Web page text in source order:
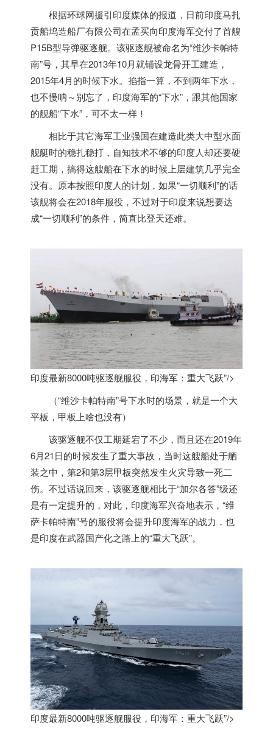
根据环球网援引印度媒体的报道，日前印度马扎
贡船坞造船厂有限公司在孟买向印度海军交付了首艘
P15B型导弹驱逐舰。该驱逐舰被命名为“维沙卡帕特
南”号，其早在2013年10月就铺设龙骨开工建造，
2015年4月的时候下水。掐指一算，不到两年下水，
也不慢呐～别忘了， 印度海军的“下水”，跟其他国家
的舰船“下水”，可不太一样！
相比于其它海军工业强国在建造此类大中型水面
舰艇时的稳扎稳打，自知技术不够的印度人却还要硬
赶工期，搞得这艘船在下水的时候上层建筑几乎完全
没有。原本按照印度人的计划，如果“一切顺利”的话
该舰将会在2018年服役，不过对于印度来说想要达
成“一切顺利”的条件，简直比登天还难。
印度最新8000吨驱逐舰服役，印海军：重大飞跃”/>
（“维沙卡帕特南”号下水时的场景，就是一个大
平板，甲板上啥也没有）
该驱逐舰不仅工期延宕了不少，而且还在2019年
6月21日的时候发生了重大事故，当时这艘船处于舾
装之中，第2和第3层甲板突然发生火灾导致一死二
伤。不过话说回来，该驱逐舰相比于“加尔各答”级还
是有一定提升的，对此， 印度海军兴奋地表示，“维
萨卡帕特南”号的服役将会提升印度海军的战力，也
是印度在武器国产化之路上的“重大飞跃”。
印度最新8000吨驱逐舰服役，印海军：重大飞跃”/>